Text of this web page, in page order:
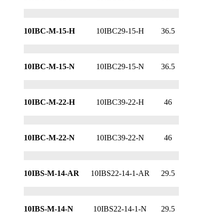
10IBC-M-15-H 10IBC29-15-H 36.5
10IBC-M-15-N 10IBC29-15-N 36.5
10IBC-M-22-H 10IBC39-22-H 46
10IBC-M-22-N 10IBC39-22-N 46
10IBS-M-14-AR 10IBS22-14-1-AR 29.5
10IBS-M-14-N 10IBS22-14-1-N 29.5